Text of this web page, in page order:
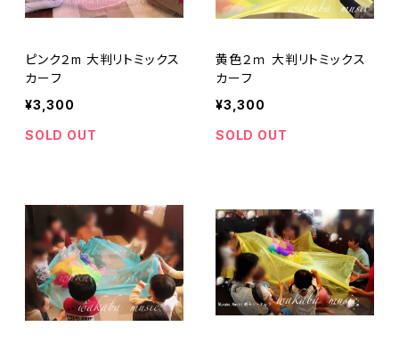
ピンク２m 大判リトミックス
カーフ
¥3,300
SOLD OUT
黄色２ｍ 大判リトミックス
カーフ
¥3,300
SOLD OUT